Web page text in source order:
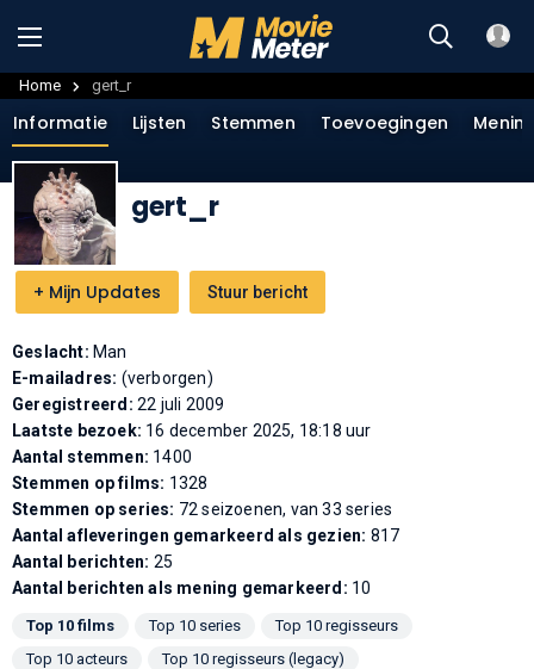
Home gert_r
+ Mijn Updates Stuur bericht
Informatie Lijsten Stemmen Toevoegingen
gert_r
Geslacht: Man
E-mailadres: (verborgen)
Geregistreerd: 22 juli 2009
Laatste bezoek: 16 december 2025, 18:18 uur
Aantal stemmen: 1400
Stemmen op films: 1328
Stemmen op series: 72 seizoenen, van 33 series
Aantal afleveringen gemarkeerd als gezien: 817
Aantal berichten: 25
Aantal berichten als mening gemarkeerd: 10
Top 10 films Top 10 series
Top 10 regisseurs
Top 10 acteurs
Top 10 regisseurs (legacy)